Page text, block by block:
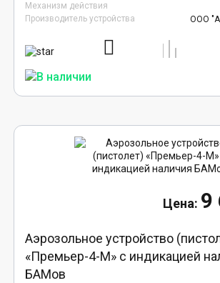
Механизм действия
Производитель устройства
ООО
9
Аэрозольное устройство
«Премьер-4-М» с индикацией
БАМов